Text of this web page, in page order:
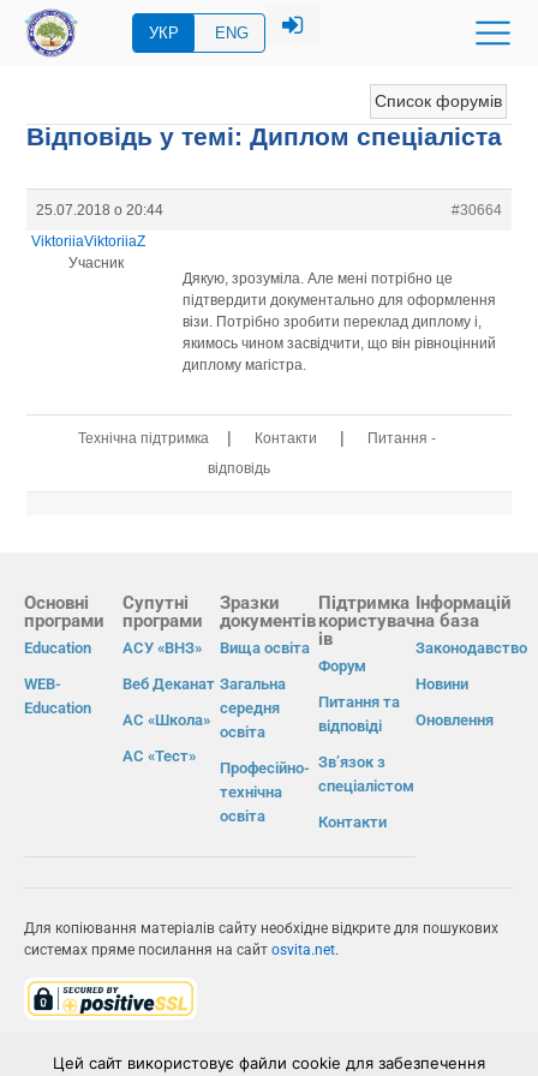
УКР ENG
Список форумів
Відповідь у темі: Диплом спеціаліста
25.07.2018 о 20:44
#30664
ViktoriiaViktoriiaZ
Учасник
Дякую, зрозуміла. Але мені потрібно це
підтвердити документально для оформлення
візи. Потрібно зробити переклад диплому і,
якимось чином засвідчити, що він рівноцінний
диплому магістра.
Технічна підтримка | Контакти |
Питання -
відповідь
Основні
програми
Education
WEB-
Education
Супутні
програми
АСУ «ВНЗ»
Веб Деканат
АС «Школа»
АС «Тест»
Зразки
документів
Вища освіта
Загальна
середня
освіта
Професійно-
технічна
освіта
Підтримка
користувач
ів
Форум
Питання та
відповіді
Зв’язок з
спеціалістом
Контакти
Інформацій
на база
Законодавство
Новини
Оновлення
Для копіювання матеріалів сайту необхідне відкрите для пошукових
системах пряме посилання на сайт osvita.net.
Цей сайт використовує файли cookie для забезпечення